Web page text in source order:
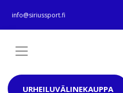
info@siriussport.fi
URHEILUVÄLINEKAUPPA